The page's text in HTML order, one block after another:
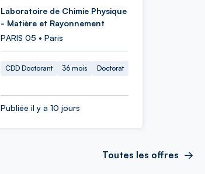
Laboratoire de Chimie Physique
- Matière et Rayonnement
PARIS 05 • Paris
CDD Doctorant 36 mois Doctorat
Publiée il y a 10 jours
Toutes les offres